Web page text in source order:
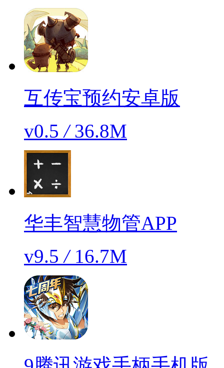
互传宝预约安卓版
v0.5/36.8M
华丰智慧物管APP
v9.5/16.7M